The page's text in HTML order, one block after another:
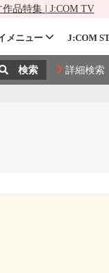
品特集 | J:COM TV
メニュー J:COM
詳細検索